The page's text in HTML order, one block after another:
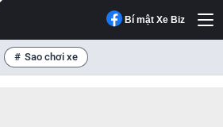
Bí mật Xe Biz
Sao chơi xe